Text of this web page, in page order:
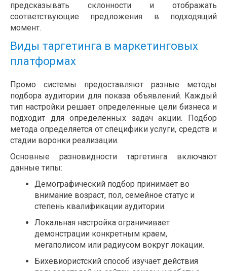
предсказывать склонности и отображать
соответствующие предложения в подходящий
момент.
Виды таргетинга в маркетинговых
платформах
Промо системы предоставляют разные методы
подбора аудитории для показа объявлений. Каждый
тип настройки решает определённые цели бизнеса и
подходит для определённых задач акции. Подбор
метода определяется от специфики услуги, средств и
стадии воронки реализации.
Основные разновидности таргетинга включают
данные типы:
Демографический подбор принимает во
внимание возраст, пол, семейное статус и
степень квалификации аудитории.
Локальная настройка ограничивает
демонстрации конкретным краем,
мегаполисом или радиусом вокруг локации.
Бихевиористский способ изучает действия